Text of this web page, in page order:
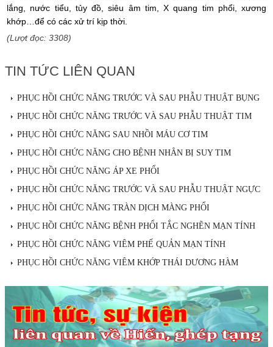
lắng, nước tiểu, tủy đồ, siêu âm tim, X quang tim phổi, xương
khớp…để có các xử trí kịp thời.
(Lượt đọc: 3308)
TIN TỨC LIÊN QUAN
PHỤC HỒI CHỨC NĂNG TRƯỚC VÀ SAU PHẪU THUẬT BỤNG
PHỤC HỒI CHỨC NĂNG TRƯỚC VÀ SAU PHẪU THUẬT TIM
PHỤC HỒI CHỨC NĂNG SAU NHỒI MÁU CƠ TIM
PHỤC HỒI CHỨC NĂNG CHO BỆNH NHÂN BỊ SUY TIM
PHỤC HỒI CHỨC NĂNG ÁP XE PHỔI
PHỤC HỒI CHỨC NĂNG TRƯỚC VÀ SAU PHẪU THUẬT NGỰC
PHỤC HỒI CHỨC NĂNG TRÀN DỊCH MÀNG PHỔI
PHỤC HỒI CHỨC NĂNG BỆNH PHỔI TẮC NGHẼN MẠN TÍNH
PHỤC HỒI CHỨC NĂNG VIÊM PHẾ QUẢN MẠN TÍNH
PHỤC HỒI CHỨC NĂNG VIÊM KHỚP THÁI DƯƠNG HÀM